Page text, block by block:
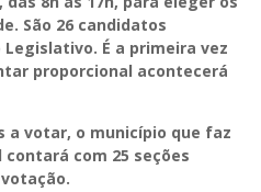
São 26 candidatos
É a primeira vez
proporcional acontecerá
a votar, o município que faz
contará com 25 seções